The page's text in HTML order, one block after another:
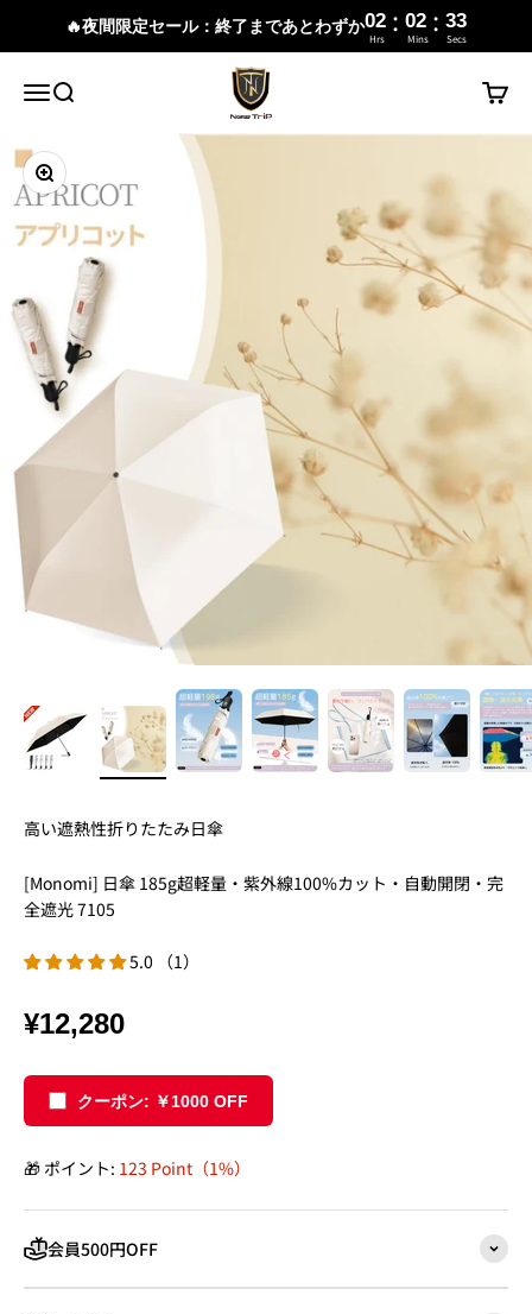
🔥夜間限定セール：終了まであとわずか02 : 02 : 32
Hrs Mins Secs
メニュー
検索
New Trip
カート
ズームイン
高い遮熱性折りたたみ日傘
[Monomi] 日傘 185g超軽量・紫外線100%カット・自動開閉・完
全遮光 7105
5.0 （1）
¥12,280
クーポン: ￥1000 OFF
🎁 ポイント: 123 Point（1%）
会員500円OFF